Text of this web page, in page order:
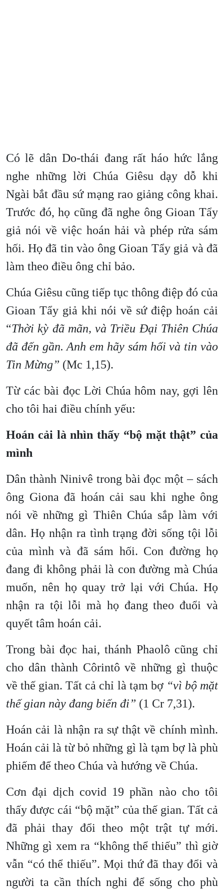
Có lẽ dân Do-thái đang rất háo hức lắng
nghe những lời Chúa Giêsu dạy dỗ khi
Ngài bắt đầu sứ mạng rao giảng công khai.
Trước đó, họ cũng đã nghe ông Gioan Tẩy
giả nói về việc hoán hải và phép rửa sám
hối. Họ đã tin vào ông Gioan Tẩy giả và đã
làm theo điều ông chỉ bảo.
Chúa Giêsu cũng tiếp tục thông điệp đó của
Gioan Tẩy giả khi nói về sứ điệp hoán cải
“Thời kỳ đã mãn, và Triều Đại Thiên Chúa
đã đến gần. Anh em hãy sám hối và tin vào
Tin Mừng” (Mc 1,15).
Từ các bài đọc Lời Chúa hôm nay, gợi lên
cho tôi hai điều chính yếu:
Hoán cải là nhìn thấy “bộ mặt thật” của
mình
Dân thành Ninivê trong bài đọc một – sách
ông Giona đã hoán cải sau khi nghe ông
nói về những gì Thiên Chúa sắp làm với
dân. Họ nhận ra tình trạng đời sống tội lỗi
của mình và đã sám hối. Con đường họ
đang đi không phải là con đường mà Chúa
muốn, nên họ quay trở lại với Chúa. Họ
nhận ra tội lỗi mà họ đang theo đuổi và
quyết tâm hoán cải.
Trong bài đọc hai, thánh Phaolô cũng chỉ
cho dân thành Côrintô về những gì thuộc
về thế gian. Tất cả chỉ là tạm bợ “vì bộ mặt
thế gian này đang biến đi” (1 Cr 7,31).
Hoán cải là nhận ra sự thật về chính mình.
Hoán cải là từ bỏ những gì là tạm bợ là phù
phiếm để theo Chúa và hướng về Chúa.
Cơn đại dịch covid 19 phần nào cho tôi
thấy được cái “bộ mặt” của thế gian. Tất cả
đã phải thay đổi theo một trật tự mới.
Những gì xem ra “không thể thiếu” thì giờ
vẫn “có thể thiếu”. Mọi thứ đã thay đổi và
người ta cần thích nghi để sống cho phù